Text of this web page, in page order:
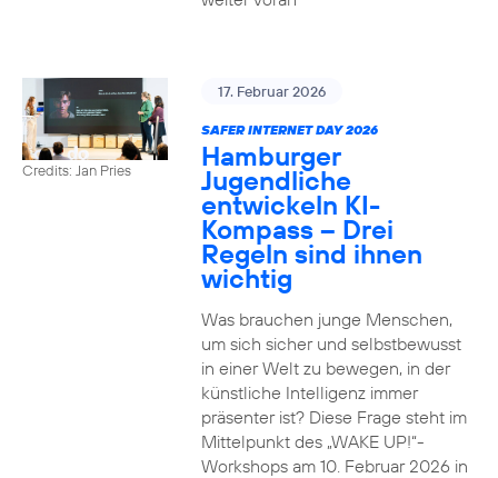
Credits: Jan Pries
17. Februar 2026
SAFER INTERNET DAY 2026
Hamburger
Jugendliche
entwickeln KI-
Kompass – Drei
Regeln sind ihnen
wichtig
Was brauchen junge Menschen,
um sich sicher und selbstbewusst
in einer Welt zu bewegen, in der
künstliche Intelligenz immer
präsenter ist? Diese Frage steht im
Mittelpunkt des „WAKE UP!“-
Workshops am 10. Februar 2026 in